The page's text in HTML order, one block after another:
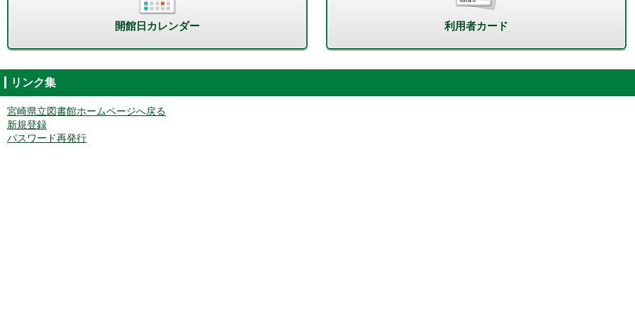
開館日カレンダー 利用者カード
リンク集
宮崎県立図書館ホームページへ戻る
新規登録
パスワード再発行